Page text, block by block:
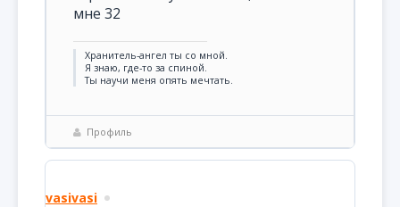
мне 32
Хранитель-ангел ты со мной.
Я знаю, где-то за спиной.
Ты научи меня опять мечтать.
Профиль
vasivasi